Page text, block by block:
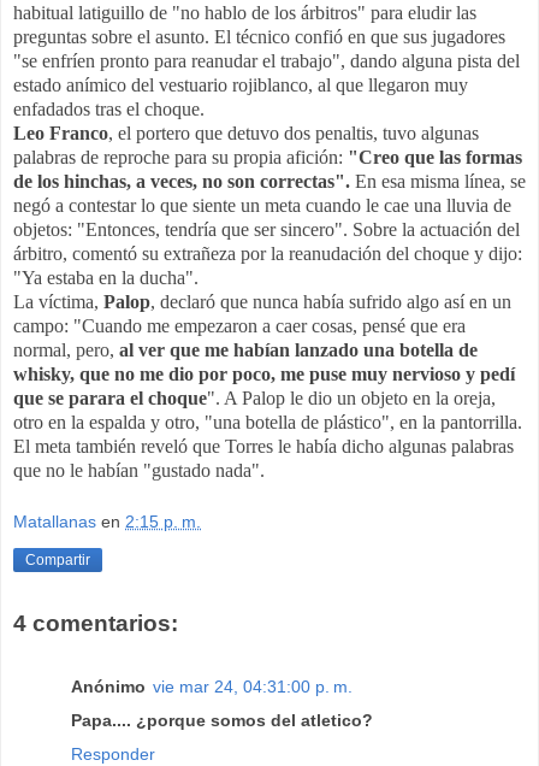
habitual latiguillo de "no hablo de los árbitros" para eludir las
preguntas sobre el asunto. El técnico confió en que sus jugadores
"se enfríen pronto para reanudar el trabajo", dando alguna pista del
estado anímico del vestuario rojiblanco, al que llegaron muy
enfadados tras el choque.
Leo Franco, el portero que detuvo dos penaltis, tuvo algunas
palabras de reproche para su propia afición: "Creo que las formas
de los hinchas, a veces, no son correctas". En esa misma línea, se
negó a contestar lo que siente un meta cuando le cae una lluvia de
objetos: "Entonces, tendría que ser sincero". Sobre la actuación del
árbitro, comentó su extrañeza por la reanudación del choque y dijo:
"Ya estaba en la ducha".
La víctima, Palop, declaró que nunca había sufrido algo así en un
campo: "Cuando me empezaron a caer cosas, pensé que era
normal, pero, al ver que me habían lanzado una botella de
whisky, que no me dio por poco, me puse muy nervioso y pedí
que se parara el choque". A Palop le dio un objeto en la oreja,
otro en la espalda y otro, "una botella de plástico", en la pantorrilla.
El meta también reveló que Torres le había dicho algunas palabras
que no le habían "gustado nada".
Matallanas en 2:15 p. m.
Compartir
4 comentarios:
Anónimo vie mar 24, 04:31:00 p. m.
Papa.... ¿porque somos del atletico?
Responder